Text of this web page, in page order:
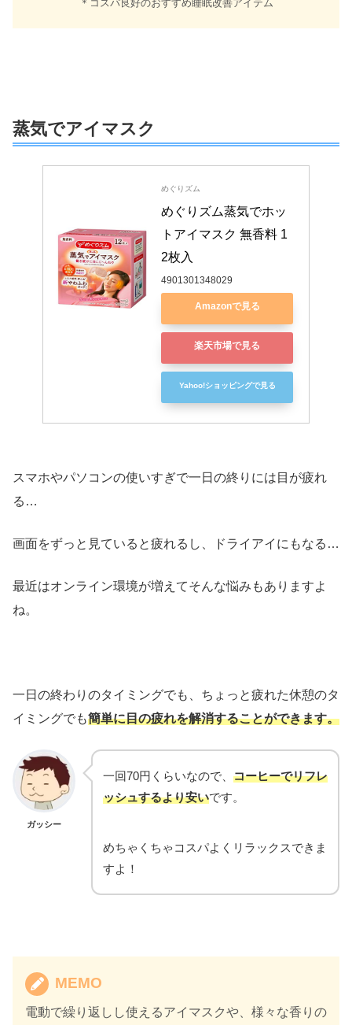
＊コスパ良好のおすすめ睡眠改善アイテム
蒸気でアイマスク
めぐりズム
めぐりズム蒸気でホッ
トアイマスク 無香料 1
2枚入
4901301348029
Amazonで見る
楽天市場で見る
Yahoo!ショッピングで見る
スマホやパソコンの使いすぎで一日の終りには目が疲れ
る…
画面をずっと見ていると疲れるし、ドライアイにもなる…
最近はオンライン環境が増えてそんな悩みもありますよ
ね。
一日の終わりのタイミングでも、ちょっと疲れた休憩のタ
イミングでも簡単に目の疲れを解消することができます。
ガッシー
一回70円くらいなので、 コーヒーでリフレ
ッシュするより安いです。
めちゃくちゃコスパよくリラックスできま
すよ！
MEMO
電動で繰り返しし使えるアイマスクや、様々な香りの